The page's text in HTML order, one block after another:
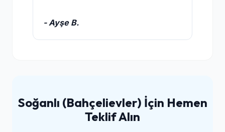
- Ayşe B.
Soğanlı (Bahçelievler) İçin Hemen
Teklif Alın